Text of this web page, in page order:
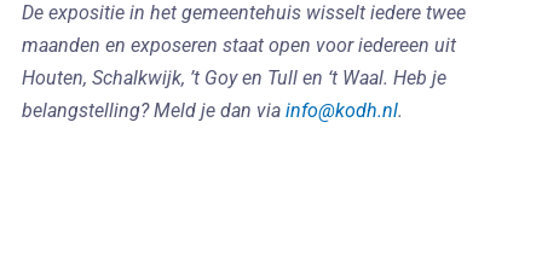
De expositie in het gemeentehuis wisselt iedere twee
maanden en exposeren staat open voor iedereen uit
Houten, Schalkwijk, ’t Goy en Tull en ‘t Waal. Heb je
belangstelling? Meld je dan via info@kodh.nl.